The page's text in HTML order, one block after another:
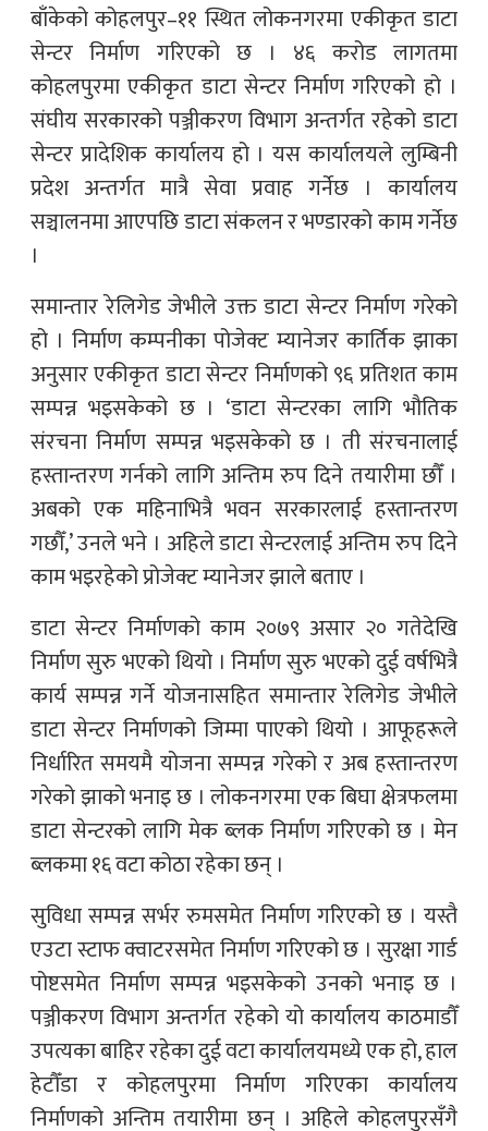
बाँकेको कोहलपुर–११ स्थित लोकनगरमा एकीकृत डाटा
सेन्टर निर्माण गरिएको छ । ४६ करोड लागतमा
कोहलपुरमा एकीकृत डाटा सेन्टर निर्माण गरिएको हो ।
संघीय सरकारको पञ्जीकरण विभाग अन्तर्गत रहेको डाटा
सेन्टर प्रादेशिक कार्यालय हो । यस कार्यालयले लुम्बिनी
प्रदेश अन्तर्गत मात्रै सेवा प्रवाह गर्नेछ । कार्यालय
सञ्चालनमा आएपछि डाटा संकलन र भण्डारको काम गर्नेछ
।
समान्तार रेलिगेड जेभीले उक्त डाटा सेन्टर निर्माण गरेको
हो । निर्माण कम्पनीका पोजेक्ट म्यानेजर कार्तिक झाका
अनुसार एकीकृत डाटा सेन्टर निर्माणको ९६ प्रतिशत काम
सम्पन्न भइसकेको छ । ‘डाटा सेन्टरका लागि भौतिक
संरचना निर्माण सम्पन्न भइसकेको छ । ती संरचनालाई
हस्तान्तरण गर्नको लागि अन्तिम रुप दिने तयारीमा छौँ ।
अबको एक महिनाभित्रै भवन सरकारलाई हस्तान्तरण
गछौँ,’ उनले भने । अहिले डाटा सेन्टरलाई अन्तिम रुप दिने
काम भइरहेको प्रोजेक्ट म्यानेजर झाले बताए ।
डाटा सेन्टर निर्माणको काम २०७९ असार २० गतेदेखि
निर्माण सुरु भएको थियो । निर्माण सुरु भएको दुई वर्षभित्रै
कार्य सम्पन्न गर्ने योजनासहित समान्तार रेलिगेड जेभीले
डाटा सेन्टर निर्माणको जिम्मा पाएको थियो । आफूहरूले
निर्धारित समयमै योजना सम्पन्न गरेको र अब हस्तान्तरण
गरेको झाको भनाइ छ । लोकनगरमा एक बिघा क्षेत्रफलमा
डाटा सेन्टरको लागि मेक ब्लक निर्माण गरिएको छ । मेन
ब्लकमा १६ वटा कोठा रहेका छन् ।
सुविधा सम्पन्न सर्भर रुमसमेत निर्माण गरिएको छ । यस्तै
एउटा स्टाफ क्वाटरसमेत निर्माण गरिएको छ । सुरक्षा गार्ड
पोष्टसमेत निर्माण सम्पन्न भइसकेको उनको भनाइ छ ।
पञ्जीकरण विभाग अन्तर्गत रहेको यो कार्यालय काठमाडौँ
उपत्यका बाहिर रहेका दुई वटा कार्यालयमध्ये एक हो, हाल
हेटौँडा र कोहलपुरमा निर्माण गरिएका कार्यालय
निर्माणको अन्तिम तयारीमा छन् । अहिले कोहलपुरसँगै